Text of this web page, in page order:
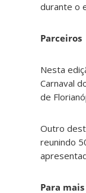
durante o
Parceiros
Nesta
Carnaval
de
Outro
reunindo
Para